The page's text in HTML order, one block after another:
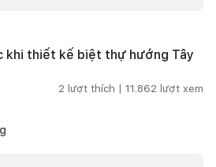
khi thiết kế biệt thự hướng Tây
2 lượt thích | 11.862 lượt xem